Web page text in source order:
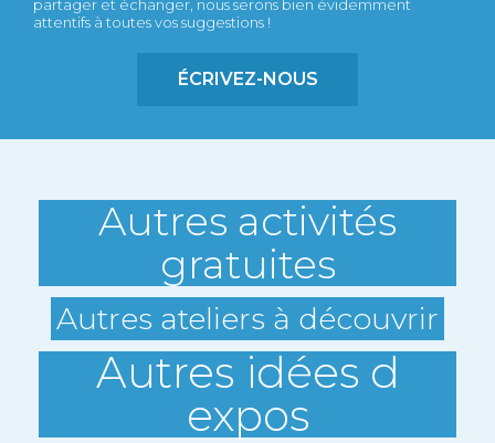
partager et échanger, nous serons bien évidemment
attentifs à toutes vos suggestions !
ÉCRIVEZ-NOUS
Autres activités
gratuites
Autres ateliers à découvrir
Autres idées d
expos